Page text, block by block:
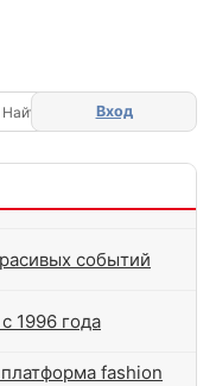
Вход
событий
1996 года
fashion